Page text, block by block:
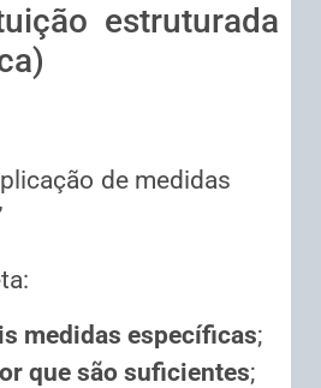
estruturada
de medidas
medidas específicas;
que são suficientes;